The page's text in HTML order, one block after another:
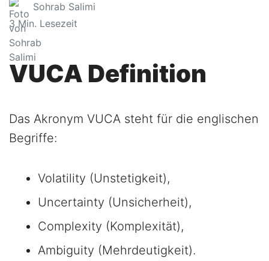
Sohrab Salimi
3Min. Lesezeit
VUCA Definition
Das Akronym VUCA steht für die englischen
Begriffe:
Volatility (Unstetigkeit),
Uncertainty (Unsicherheit),
Complexity (Komplexität),
Ambiguity (Mehrdeutigkeit).